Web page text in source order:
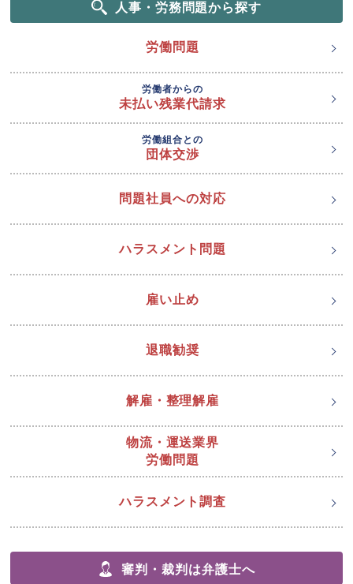
人事・労務問題から探す
労働問題
労働者からの
未払い残業代請求
労働組合との
団体交渉
問題社員への対応
ハラスメント問題
雇い止め
退職勧奨
解雇・整理解雇
物流・運送業界
労働問題
ハラスメント調査
審判・裁判は弁護士へ